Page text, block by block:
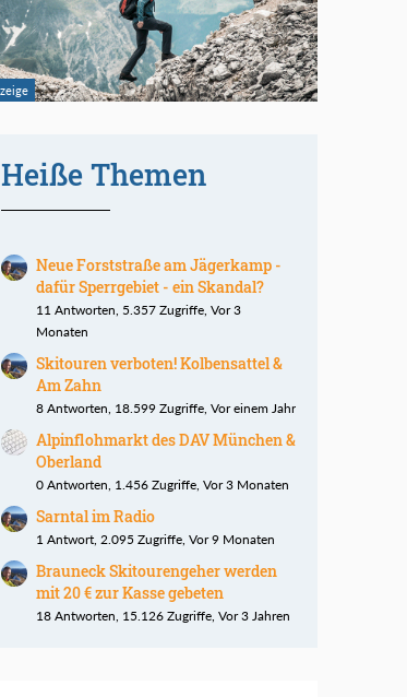
Heiße Themen
Neue Forststraße am Jägerkamp -
dafür Sperrgebiet - ein Skandal?
11 Antworten, 5.357 Zugriffe, Vor 3
Monaten
Skitouren verboten! Kolbensattel &
Am Zahn
8 Antworten, 18.599 Zugriffe, Vor einem Jahr
Alpinflohmarkt des DAV München &
Oberland
0 Antworten, 1.456 Zugriffe, Vor 3 Monaten
Sarntal im Radio
1 Antwort, 2.095 Zugriffe, Vor 9 Monaten
Brauneck Skitourengeher werden
mit 20 € zur Kasse gebeten
18 Antworten, 15.126 Zugriffe, Vor 3 Jahren